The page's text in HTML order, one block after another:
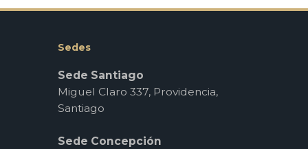
Sedes
Sede Santiago
Miguel Claro 337, Providencia,
Santiago
Sede Concepción